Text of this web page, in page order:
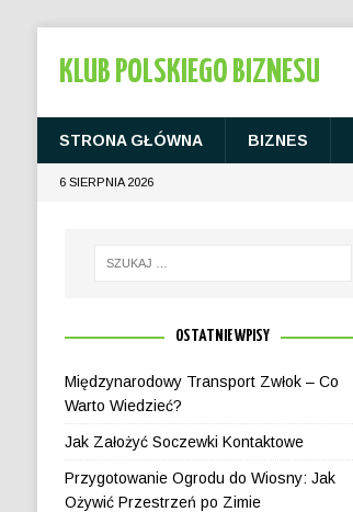
KLUB POLSKIEGO BIZNESU
STRONA GŁÓWNA BIZNES
6 SIERPNIA 2026
OSTATNIE WPISY
Międzynarodowy Transport Zwłok – Co
Warto Wiedzieć?
Jak Założyć Soczewki Kontaktowe
Przygotowanie Ogrodu do Wiosny: Jak
Ożywić Przestrzeń po Zimie